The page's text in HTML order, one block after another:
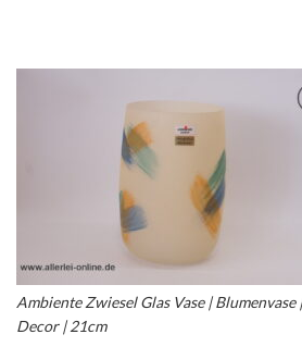
Ambiente Zwiesel Glas Vase | Blumenvase
Decor | 21cm